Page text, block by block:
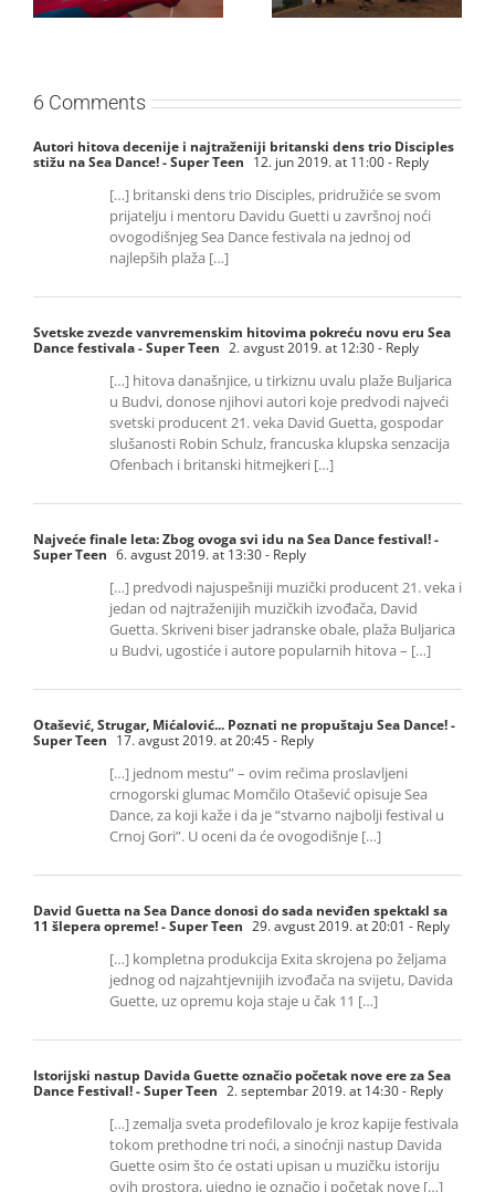
vikenda
6 Comments
Autori hitova decenije i najtraženiji britanski dens trio Disciples
stižu na Sea Dance! - Super Teen 12. jun 2019. at 11:00- Reply
[…] britanski dens trio Disciples, pridružiće se svom
prijatelju i mentoru Davidu Guetti u završnoj noći
ovogodišnjeg Sea Dance festivala na jednoj od
najlepših plaža […]
Svetske zvezde vanvremenskim hitovima pokreću novu eru Sea
Dance festivala - Super Teen 2. avgust 2019. at 12:30- Reply
[…] hitova današnjice, u tirkiznu uvalu plaže Buljarica
u Budvi, donose njihovi autori koje predvodi najveći
svetski producent 21. veka David Guetta, gospodar
slušanosti Robin Schulz, francuska klupska senzacija
Ofenbach i britanski hitmejkeri […]
Najveće finale leta: Zbog ovoga svi idu na Sea Dance festival! -
Super Teen 6. avgust 2019. at 13:30- Reply
[…] predvodi najuspešniji muzički producent 21. veka i
jedan od najtraženijih muzičkih izvođača, David
Guetta. Skriveni biser jadranske obale, plaža Buljarica
u Budvi, ugostiće i autore popularnih hitova – […]
Otašević, Strugar, Mićalović... Poznati ne propuštaju Sea Dance! -
Super Teen 17. avgust 2019. at 20:45- Reply
[…] jednom mestu” – ovim rečima proslavljeni
crnogorski glumac Momčilo Otašević opisuje Sea
Dance, za koji kaže i da je “stvarno najbolji festival u
Crnoj Gori”. U oceni da će ovogodišnje […]
David Guetta na Sea Dance donosi do sada neviđen spektakl sa
11 šlepera opreme! - Super Teen 29. avgust 2019. at 20:01 - Reply
[…] kompletna produkcija Exita skrojena po željama
jednog od najzahtjevnijih izvođača na svijetu, Davida
Guette, uz opremu koja staje u čak 11 […]
Istorijski nastup Davida Guette označio početak nove ere za Sea
Dance Festival! - Super Teen 2. septembar 2019. at 14:30- Reply
[…] zemalja sveta prodefilovalo je kroz kapije festivala
tokom prethodne tri noći, a sinoćnji nastup Davida
Guette osim što će ostati upisan u muzičku istoriju
ovih prostora, ujedno je označio i početak nove […]